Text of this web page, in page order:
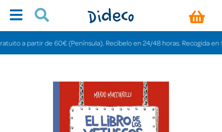
a partir de 60€ (Península). Recíbelo en 24/48 horas. Recogida en